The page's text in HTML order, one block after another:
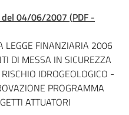
del 04/06/2007 (PDF -
LEGGE FINANZIARIA 2006
DI MESSA IN SICUREZZA
IDROGEOLOGICO -
PROGRAMMA
ATTUATORI